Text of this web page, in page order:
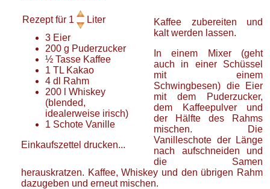
Rezept für 1
Liter
3 Eier
200 g Puderzucker
½ Tasse Kaffee
1 TL Kakao
4 dl
Rahm
200
Whiskey
(blended,
idealerweise irisch)
1 Schote Vanille
Einkaufszettel drucken...
Kaffee zubereiten und
kalt werden lassen.
In einem Mixer (geht
auch in einer Schüssel
mit einem
Schwingbesen) die Eier
mit dem Puderzucker,
dem Kaffeepulver und
der Hälfte des Rahms
mischen. Die
Vanilleschote der Länge
nach aufschneiden und
die Samen
herauskratzen. Kaffee, Whiskey und den übrigen Rahm
dazugeben und erneut mischen.